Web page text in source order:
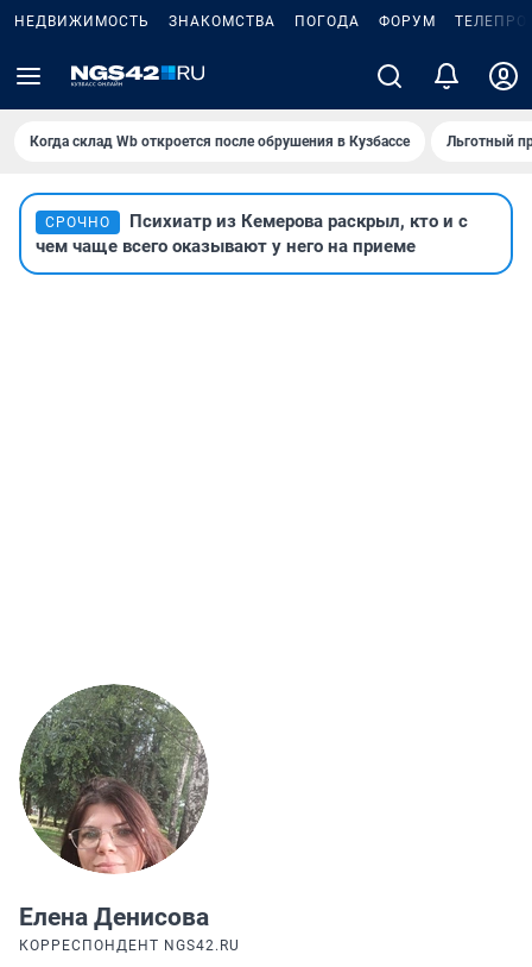
НЕДВИЖИМОСТЬ ЗНАКОМСТВА ПОГОДА ФОРУМ
Когда склад Wb откроется после обрушения в Кузбассе Льготный
СРОЧНО
Психиатр из Кемерова раскрыл, кто и с
чем чаще всего оказывают у него на приеме
Елена Денисова
КОРРЕСПОНДЕНТ NGS42.RU